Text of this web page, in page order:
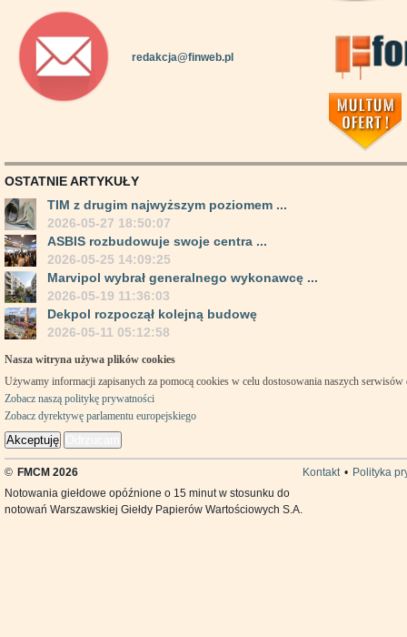
redakcja@finweb.pl
OSTATNIE ARTYKUŁY
TIM z drugim najwyższym poziomem ...
2026-05-27 18:50:07
ASBIS rozbudowuje swoje centra ...
2026-05-25 14:09:25
Marvipol wybrał generalnego wykonawcę ...
2026-05-19 11:36:03
Dekpol rozpoczął kolejną budowę
2026-05-11 05:12:58
Nasza witryna używa plików cookies
Używamy informacji zapisanych za pomocą cookies w celu dostosowania naszych
Zobacz naszą politykę prywatności
Zobacz dyrektywę parlamentu europejskiego
Akceptuję
© FMCM 2026 Kontakt • Polityka
Notowania giełdowe opóźnione o 15 minut w stosunku do
notowań Warszawskiej Giełdy Papierów Wartościowych S.A.